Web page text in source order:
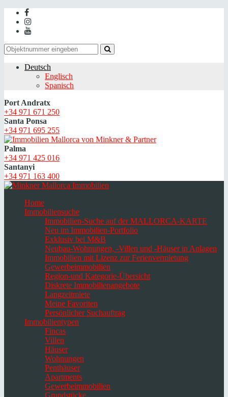
Deutsch
Englisch
Spanisch
Port Andratx
+34 971 671 250
Santa Ponsa
+34 971 695 255
Palma
+34 971 425 016
Santanyi
+34 971 163 400
Home
Immobiliensuche
Immobilien-Suche auf der MALLORCA-KARTE
Neu im Immobilien-Portfolio
Exklusiv bei M&B
Neubau-Wohnungen, -Villen und -Häuser in Anlagen
Immobilien mit Lizenz zur Ferienvermietung
Gewerbeimmobilien
Region-und Kategorie-Übersicht
Diskrete Immobilienangebote
Langzeitmiete
Meine Favoriten
Persönlicher Suchauftrag
Immobilientypen
Fincas
Villen
Häuser
Wohnungen
Penthäuser
Apartments
Gewerbeimmobilien
Grundstücke